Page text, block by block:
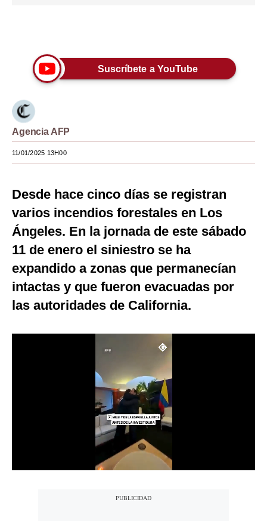
Tecnología
Mix
G de Gestión
Notas Contratadas
Gestión TV
Videos
Fotogalerías
gestion.pe
Preguntas
Suscríbete a YouTube
Agencia AFP
11/01/2025 13H00
Desde hace cinco días se registran
varios incendios forestales en Los
Ángeles. En la jornada de este sábado
11 de enero el siniestro se ha
expandido a zonas que permanecían
intactas y que fueron evacuadas por
las autoridades de California.